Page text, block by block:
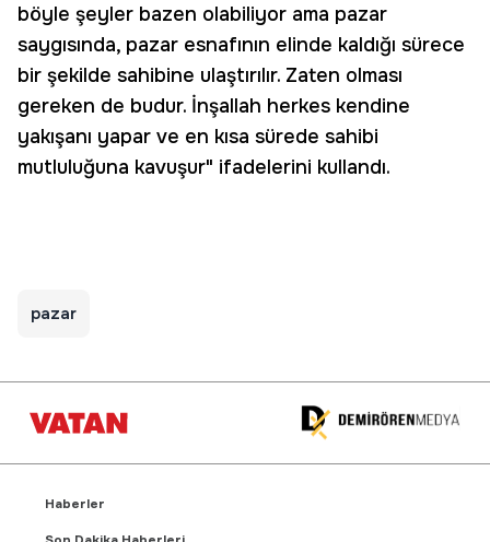
böyle şeyler bazen olabiliyor ama pazar
saygısında, pazar esnafının elinde kaldığı sürece
bir şekilde sahibine ulaştırılır. Zaten olması
gereken de budur. İnşallah herkes kendine
yakışanı yapar ve en kısa sürede sahibi
mutluluğuna kavuşur" ifadelerini kullandı.
pazar
Haberler